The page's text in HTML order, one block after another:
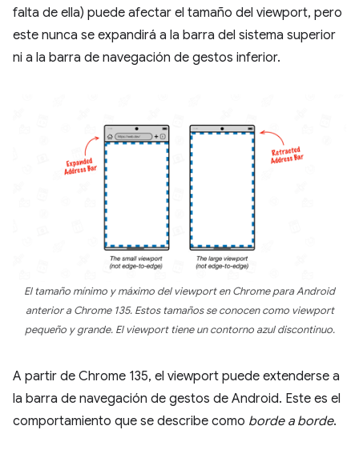
falta de ella) puede afectar el tamaño del viewport, pero
este nunca se expandirá a la barra del sistema superior
ni a la barra de navegación de gestos inferior.
El tamaño mínimo y máximo del viewport en Chrome para Android
anterior a Chrome 135. Estos tamaños se conocen como viewport
pequeño y grande. El viewport tiene un contorno azul discontinuo.
A partir de Chrome 135, el viewport puede extenderse a
la barra de navegación de gestos de Android. Este es el
comportamiento que se describe como borde a borde.